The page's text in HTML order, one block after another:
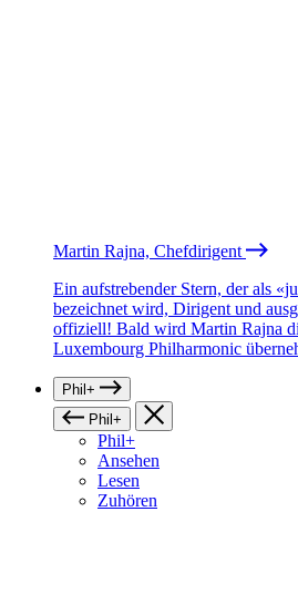
Martin Rajna, Chefdirigent
Ein aufstrebender Stern, der als
bezeichnet wird, Dirigent und
offiziell! Bald wird Martin Rajna
Luxembourg Philharmonic
Phil+
Phil+
Phil+
Ansehen
Lesen
Zuhören